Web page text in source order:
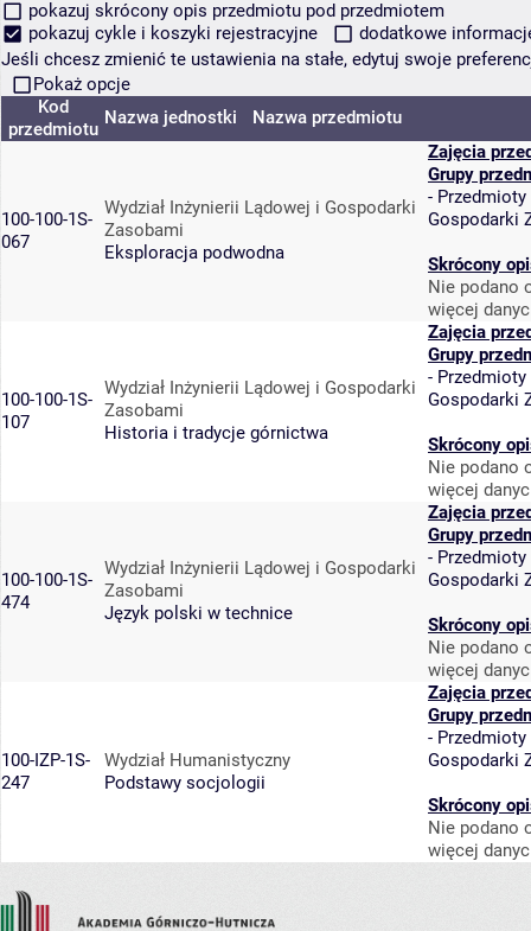
pokazuj skrócony opis przedmiotu pod przedmiotem
pokazuj cykle i koszyki rejestracyjne
dodatkowe
Jeśli chcesz zmienić te ustawienia na stałe, edytuj swoje
Pokaż opcje
Kod
przedmiotu
Nazwa jednostki Nazwa przedmiotu
100-100-1S-
067
Wydział Inżynierii Lądowej i Gospodarki
Zasobami
Eksploracja podwodna
Zajęcia
Grupy
- Przedmioty
Gospodarki
Skrócony
Nie podano
więcej
100-100-1S-
107
Wydział Inżynierii Lądowej i Gospodarki
Zasobami
Historia i tradycje górnictwa
Zajęcia
Grupy
- Przedmioty
Gospodarki
Skrócony
Nie podano
więcej
100-100-1S-
474
Wydział Inżynierii Lądowej i Gospodarki
Zasobami
Język polski w technice
Zajęcia
Grupy
- Przedmioty
Gospodarki
Skrócony
Nie podano
więcej
100-IZP-1S-
247
Wydział Humanistyczny
Podstawy socjologii
Zajęcia
Grupy
- Przedmioty
Gospodarki
Skrócony
Nie podano
więcej